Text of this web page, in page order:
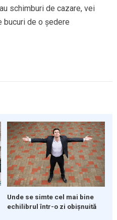
schimburi de cazare, vei
de o ședere
Unde se simte cel mai bine
echilibrul într-o zi obișnuită